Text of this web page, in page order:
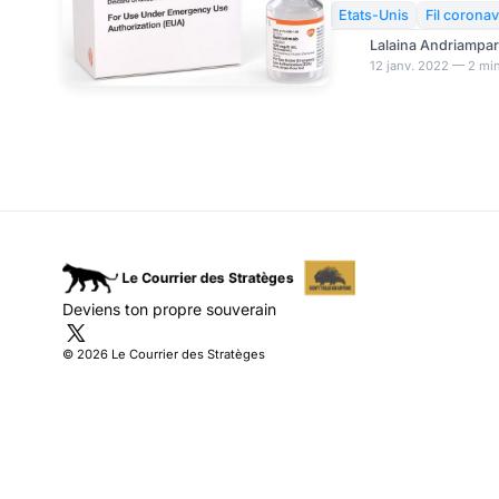
traitements se fait
facteurs médicaux.
York et l’Utah, la race
Etats-Unis
Fil
Lalaina
12 janv. 2022 — 2
Deviens ton propre souverain
© 2026 Le Courrier des Stratèges